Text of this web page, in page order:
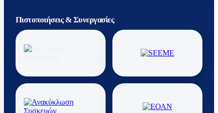
Πιστοποιήσεις & Συνεργασίες